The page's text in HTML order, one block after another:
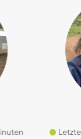
Letzte